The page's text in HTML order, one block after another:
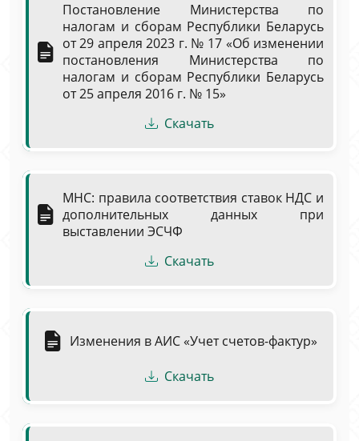
Постановление Министерства по
налогам и сборам Республики Беларусь
от 29 апреля 2023 г. № 17 «Об изменении
постановления Министерства по
налогам и сборам Республики Беларусь
от 25 апреля 2016 г. № 15»
Скачать
МНС: правила соответствия ставок НДС и
дополнительных данных при
выставлении ЭСЧФ
Скачать
Изменения в АИС «Учет счетов-фактур»
Скачать